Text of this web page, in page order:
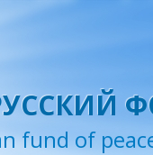
fund of